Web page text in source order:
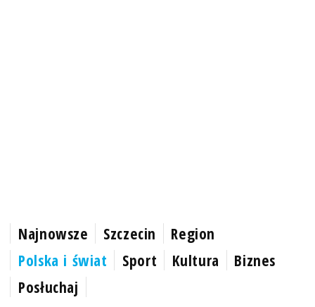
Najnowsze Szczecin
Region
Polska i świat
Sport Kultura
Biznes
Posłuchaj